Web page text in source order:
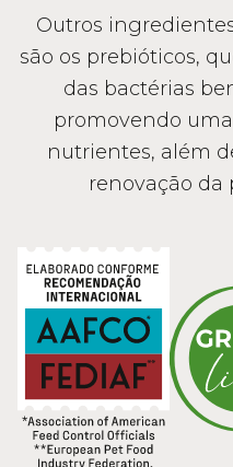
Outros
são os prebióticos,
das bactérias
promovendo
nutrientes, além
renovação da